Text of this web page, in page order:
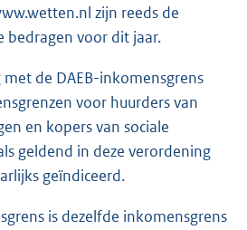
zijn reeds de
bedragen voor dit jaar.
de DAEB-inkomensgrens
voor huurders van
en kopers van sociale
geldend in deze verordening
geïndiceerd.
is dezelfde inkomensgrens